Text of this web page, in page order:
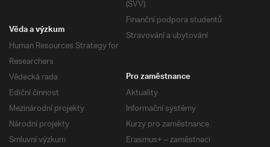
(SVV)
Finanční podpora studentů
Stravování a ubytování
Věda a výzkum
Human Resources Strategy for
Researchers
Vědecká rada
Ediční činnost
Mezinárodní projekty
Národní projekty
Smluvní výzkum
Pro zaměstnance
Aktuality
Informační systémy
Kurzy pro zaměstnance
Erasmus+ – zaměstnaci